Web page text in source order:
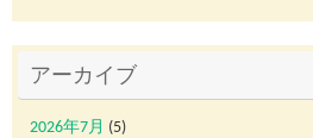
アーカイブ
2026年7月 (5)